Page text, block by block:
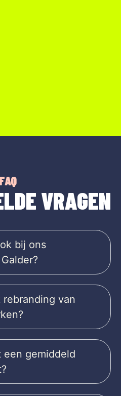
FAQ
VRAGEN
bij ons
van
een gemiddeld